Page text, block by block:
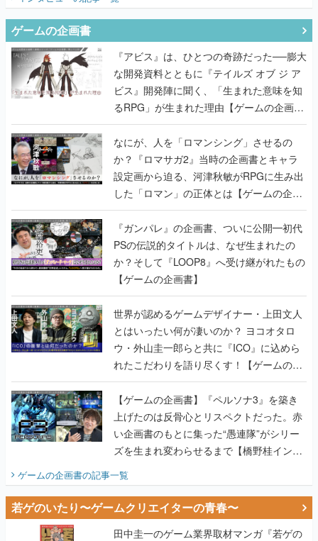
ゲームの企画書
『アビス』は、ひとつの奇跡だった──膨大
な開発資料とともに『テイルズ オブ ジ ア
ビス』開発陣に聞く、「生まれた意味を知
るRPG」が生まれた理由【ゲームの企画
書】
なにが、人を「ロマンシング」させるの
か？『ロマサガ2』当時の企画書とキャラ
設定画から迫る、河津秋敏がRPGに生み出
した「ロマン」の正体とは【ゲームの企画
書】
『ガンパレ』の企画書、ついに公開━初代
PSの伝説的タイトルは、なぜ生まれたの
か？そして『LOOP8』へ受け継がれたもの
【ゲームの企画書】
世界が認めるゲームデザイナー・上田文人
とはいったい何が凄いのか？ ヨコオタロ
ウ・外山圭一郎らと共に『ICO』に込めら
れたこだわりを語り尽くす！【ゲームの企
画書】
【ゲームの企画書】『ペルソナ3』を築き
上げたのは反骨心とリスペクトだった。赤
い企画書のもとに集った“愚連隊”がシリー
ズを生まれ変わらせるまで【橋野桂インタ
ゲームの企画書の記事一覧
若ゲのいたり〜ゲームクリエイターの青春〜
田中圭一のゲーム業界取材マンガ『若ゲの